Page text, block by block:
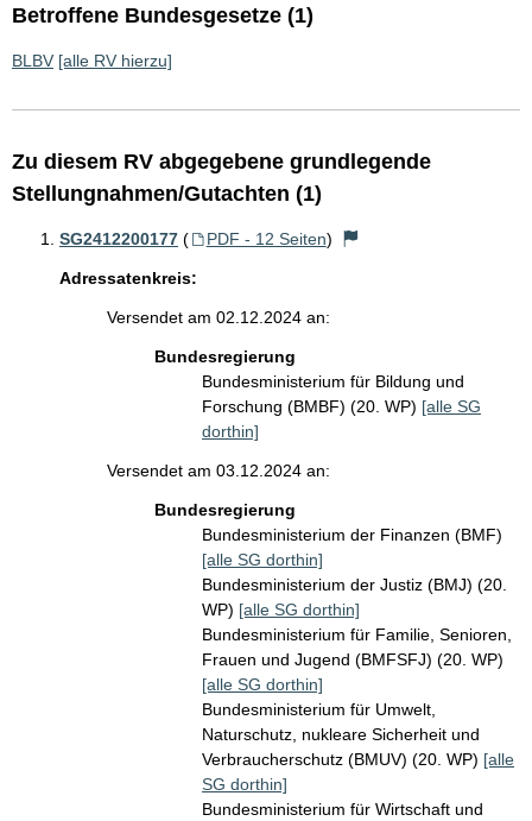
Betroffene Bundesgesetze (1)
BLBV [alle RV hierzu]
Zu diesem RV abgegebene grundlegende
Stellungnahmen/Gutachten (1)
SG2412200177 ( PDF - 12 Seiten)
Adressatenkreis:
Versendet am 02.12.2024 an:
Bundesregierung
Bundesministerium für Bildung und
Forschung (BMBF) (20. WP) [alle SG
dorthin]
Versendet am 03.12.2024 an:
Bundesregierung
Bundesministerium der Finanzen (BMF)
[alle SG dorthin]
Bundesministerium der Justiz (BMJ) (20.
WP) [alle SG dorthin]
Bundesministerium für Familie, Senioren,
Frauen und Jugend (BMFSFJ) (20. WP)
[alle SG dorthin]
Bundesministerium für Umwelt,
Naturschutz, nukleare Sicherheit und
Verbraucherschutz (BMUV) (20. WP) [alle
SG dorthin]
Bundesministerium für Wirtschaft und